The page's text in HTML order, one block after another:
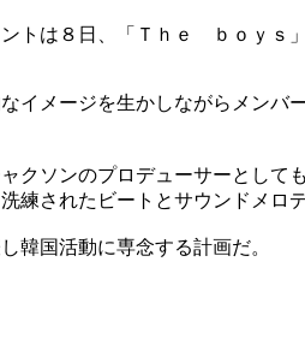
トは８日、「Ｔｈｅ ｂｏｙｓ
イメージを生かしながらメン
クソンのプロデューサーとして
練されたビートとサウンドメロ
韓国活動に専念する計画だ。